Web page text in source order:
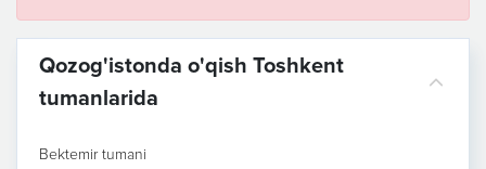
Qozog'istonda o'qish Toshkent
tumanlarida
Bektemir tumani